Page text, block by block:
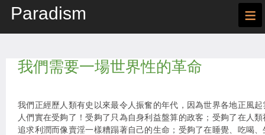
Paradism ≡
我們需要一場世界性的革命
我們正經歷人類有史以來最令人振奮的年代，因為世界各地正風
人們實在受夠了！受夠了只為自身利益盤算的政客；受夠了在人
追求利潤而像賣淫一樣糟蹋著自己的生命；受夠了在睡覺、吃喝